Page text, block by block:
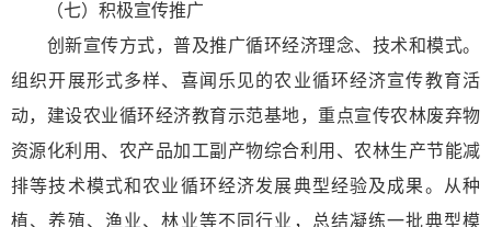
（七）积极宣传推广
创新宣传方式，普及推广循环经济理念、技术和模式。
组织开展形式多样、喜闻乐见的农业循环经济宣传教育活
动，建设农业循环经济教育示范基地，重点宣传农林废弃物
资源化利用、农产品加工副产物综合利用、农林生产节能减
排等技术模式和农业循环经济发展典型经验及成果。从种
植、养殖、渔业、林业等不同行业，总结凝练一批典型模